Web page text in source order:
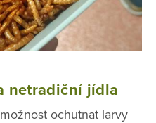
netradiční jídla
ochutnat larvy